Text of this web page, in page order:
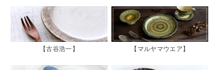
古谷浩一 マルヤマウエア